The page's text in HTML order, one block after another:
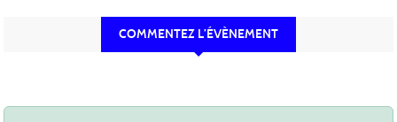
COMMENTEZ L’ÉVÈNEMENT